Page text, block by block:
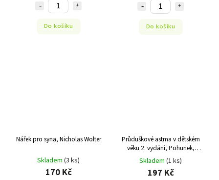
Do košíku Do košíku
Nářek pro syna, Nicholas Wolter
Skladem (3 ks)
170 Kč
Průduškové astma v dětském
věku 2. vydání, Pohunek,
Svobodová
Skladem (1 ks)
197 Kč